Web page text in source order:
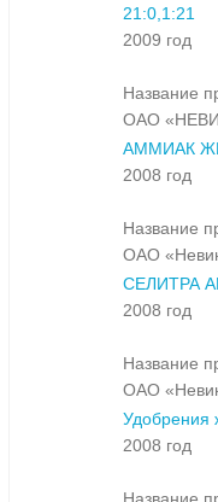
21:0,1:21
2009 год
Название
ОАО
АММИАК
2008 год
Название
ОАО
СЕЛИТРА
2008 год
Название
ОАО
Удобрения
2008 год